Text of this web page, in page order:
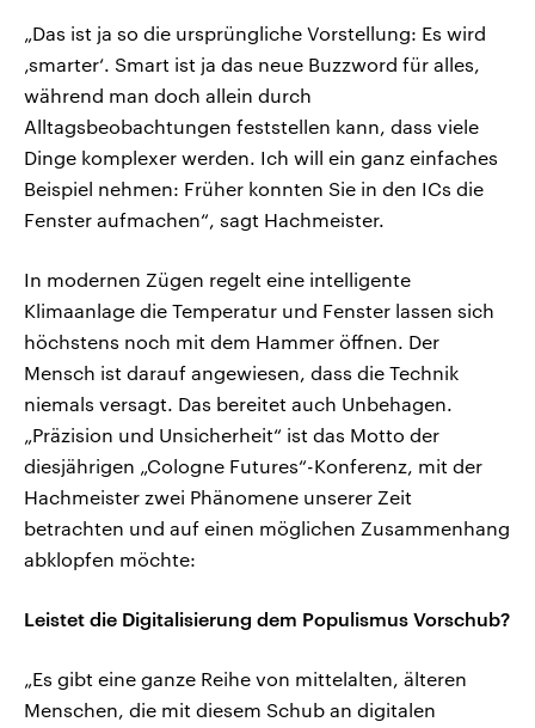
„Das ist ja so die ursprüngliche Vorstellung: Es wird
‚smarter‘. Smart ist ja das neue Buzzword für alles,
während man doch allein durch
Alltagsbeobachtungen feststellen kann, dass viele
Dinge komplexer werden. Ich will ein ganz einfaches
Beispiel nehmen: Früher konnten Sie in den ICs die
Fenster aufmachen“, sagt Hachmeister.
In modernen Zügen regelt eine intelligente
Klimaanlage die Temperatur und Fenster lassen sich
höchstens noch mit dem Hammer öffnen. Der
Mensch ist darauf angewiesen, dass die Technik
niemals versagt. Das bereitet auch Unbehagen.
„Präzision und Unsicherheit“ ist das Motto der
diesjährigen „Cologne Futures“-Konferenz, mit der
Hachmeister zwei Phänomene unserer Zeit
betrachten und auf einen möglichen Zusammenhang
abklopfen möchte:
Leistet die Digitalisierung dem Populismus Vorschub?
„Es gibt eine ganze Reihe von mittelalten, älteren
Menschen, die mit diesem Schub an digitalen